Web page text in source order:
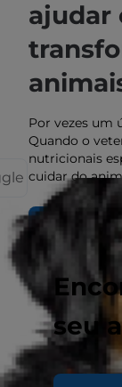
seu
ajudar
Por vezes um
Quando o
nutricionais
cuidar do
SOBRE